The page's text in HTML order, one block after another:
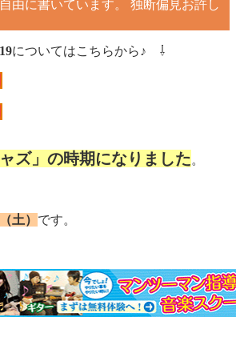
由に書いています。 独断偏見お許し
についてはこちらから♪ ⇩
ャズ」の時期になりました。
土） です。